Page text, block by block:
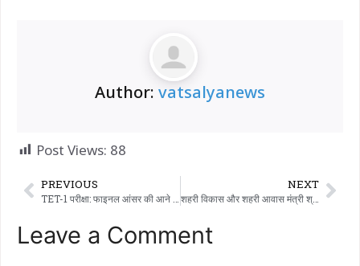
Author: vatsalyanews
Post Views: 88
PREVIOUS NEXT
शहरी विकास और शहरी आवास मंत्री श्रीमती दर्शनबेन वाघेला की अध्यक्षता में सुरेन्द्रनगर जिले के परेड ग्राउंड में 77वां गणतंत्र दिवस बड़े पैमाने पर मनाया गया।
Leave a Comment